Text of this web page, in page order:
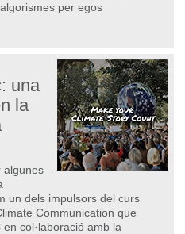
per egos
una
la
algunes
un dels impulsors del curs
Communication que
col·laboració amb la